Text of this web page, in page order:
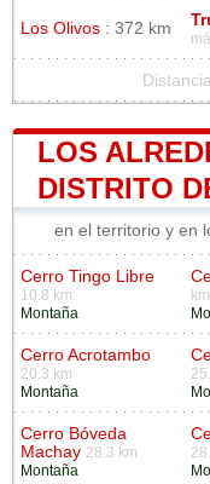
Los Olivos : 372 km
LOS
DISTRITO
en el territorio y en
Cerro Tingo Libre
10.8 km
Montaña
km
Cerro Acrotambo
20.3 km
Montaña
Cerro Bóveda
Machay 28.3 km
Montaña